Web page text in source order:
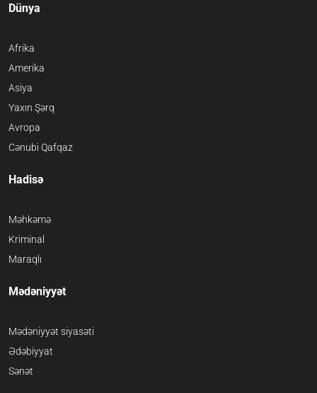
Dünya
Afrika
Amerika
Asiya
Yaxın Şərq
Avropa
Cənubi Qafqaz
Hadisə
Məhkəmə
Kriminal
Maraqlı
Mədəniyyət
Mədəniyyət siyasəti
Ədəbiyyat
Sənət